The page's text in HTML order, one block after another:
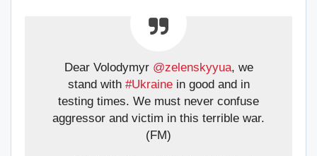
Dear Volodymyr @zelenskyyua, we
stand with #Ukrainein good and in
testing times. We must never confuse
aggressor and victim in this terrible war.
(FM)